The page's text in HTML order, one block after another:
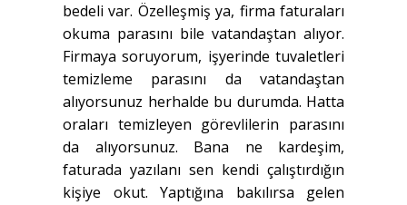
bedeli var. Özelleşmiş ya, firma faturaları
okuma parasını bile vatandaştan alıyor.
Firmaya soruyorum, işyerinde tuvaletleri
temizleme parasını da vatandaştan
alıyorsunuz herhalde bu durumda. Hatta
oraları temizleyen görevlilerin parasını
da alıyorsunuz. Bana ne kardeşim,
faturada yazılanı sen kendi çalıştırdığın
kişiye okut. Yaptığına bakılırsa gelen